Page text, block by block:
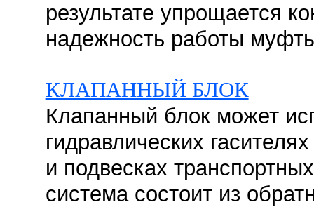
результате упрощается
надежность работы
КЛАПАННЫЙ БЛОК
Клапанный блок может
гидравлических
и подвесках
система состоит из